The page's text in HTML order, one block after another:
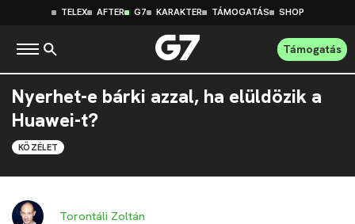
TELEX AFTER G7 KARAKTER TÁMOGATÁS SHOP
Támogatás
Nyerhet-e bárki azzal, ha elüldözik a
Huawei-t?
KÖZÉLET
Torontáli Zoltán